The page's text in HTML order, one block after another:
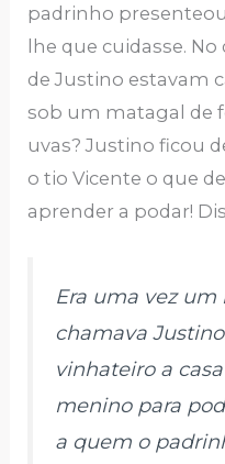
padrinho
lhe que cuidasse. No
de Justino estavam
sob um matagal de
uvas? Justino ficou
o tio Vicente o que
aprender a podar!
Era uma vez
chamava
vinhateiro a
menino para
a quem o